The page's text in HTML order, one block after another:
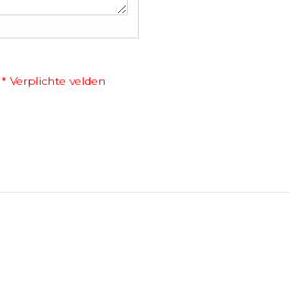
* Verplichte velden